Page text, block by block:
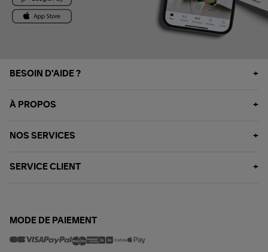
BESOIN D'AIDE ?
À PROPOS
NOS SERVICES
SERVICE CLIENT
MODE DE PAIEMENT